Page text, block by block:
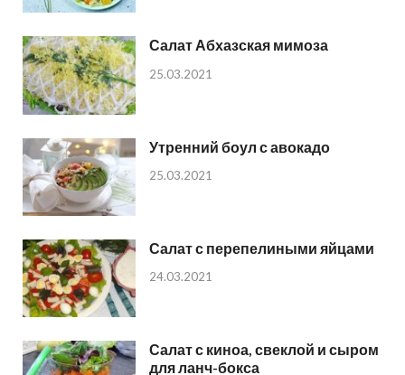
Салат Абхазская мимоза
25.03.2021
Утренний боул с авокадо
25.03.2021
Салат с перепелиными яйцами
24.03.2021
Салат с киноа, свеклой и сыром
для ланч-бокса